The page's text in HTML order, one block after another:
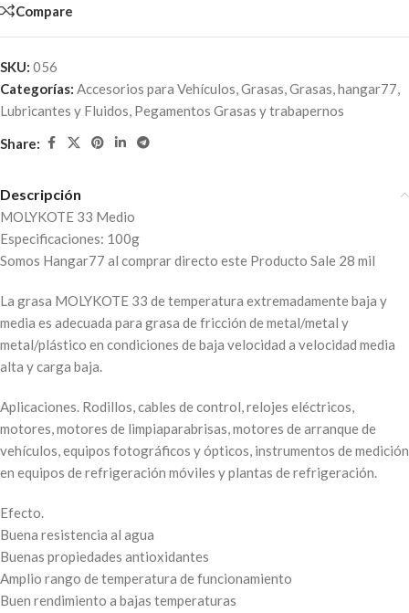
Compare
SKU: 056
Categorías: Accesorios para Vehículos,Grasas,Grasas,hangar77,
Lubricantes y Fluidos, Pegamentos Grasas y trabapernos
Share:
Descripción
MOLYKOTE 33 Medio
Especificaciones: 100g
Somos Hangar77 al comprar directo este Producto Sale 28 mil
La grasa MOLYKOTE 33 de temperatura extremadamente baja y
media es adecuada para grasa de fricción de metal/metal y
metal/plástico en condiciones de baja velocidad a velocidad media
alta y carga baja.
Aplicaciones. Rodillos, cables de control, relojes eléctricos,
motores, motores de limpiaparabrisas, motores de arranque de
vehículos, equipos fotográficos y ópticos, instrumentos de medición
en equipos de refrigeración móviles y plantas de refrigeración.
Efecto.
Buena resistencia al agua
Buenas propiedades antioxidantes
Amplio rango de temperatura de funcionamiento
Buen rendimiento a bajas temperaturas